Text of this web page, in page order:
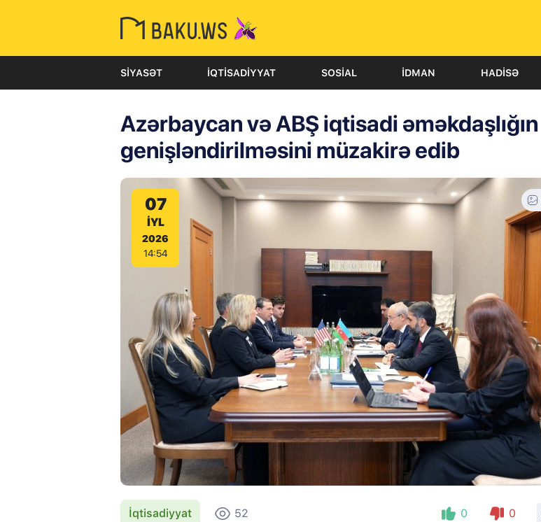
SIYASƏT İQTISADIYYAT SOSIAL İDMAN HADISƏ
Azərbaycan və ABŞ iqtisadi əməkdaşlığın
genişləndirilməsini müzakirə edib
07
IYL
2026
14:54
İqtisadiyyat 52 0 0